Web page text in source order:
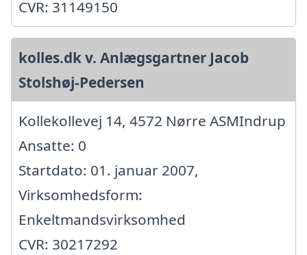
CVR: 31149150
kolles.dk v. Anlægsgartner Jacob
Stolshøj-Pedersen
Kollekollevej 14, 4572 Nørre ASMIndrup
Ansatte: 0
Startdato: 01. januar 2007,
Virksomhedsform:
Enkeltmandsvirksomhed
CVR: 30217292